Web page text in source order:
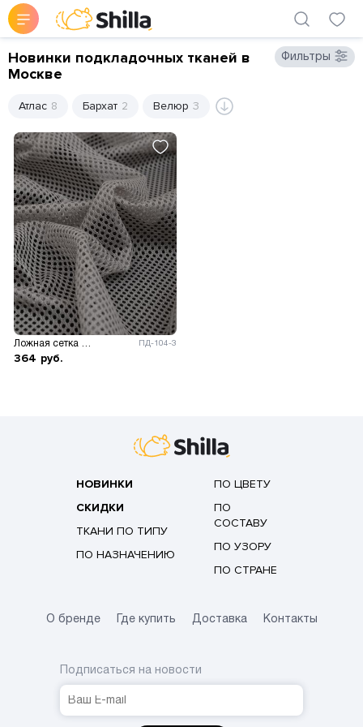
Новинки подкладочных тканей в
Москве
Фильтры
Атлас 8 Бархат 2 Велюр 3
ПД-104-3
364 руб.
НОВИНКИ
СКИДКИ
ТКАНИ ПО ТИПУ
ПО НАЗНАЧЕНИЮ
ПО ЦВЕТУ
ПО
СОСТАВУ
ПО УЗОРУ
ПО СТРАНЕ
О бренде Где купить Доставка Контакты
Подписаться на новости